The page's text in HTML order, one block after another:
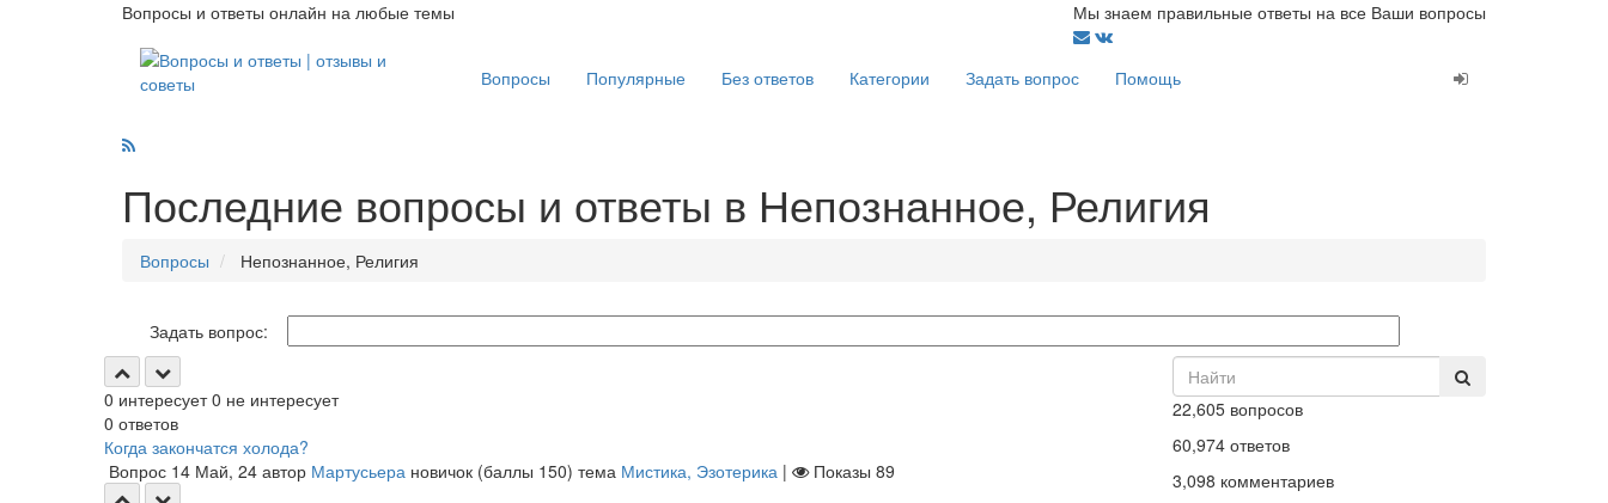
Вопросы и ответы онлайн на любые темы Мы знаем правильные ответы на все Ваши вопросы
Вопросы Популярные Без ответов Категории Задать вопрос Помощь
Последние вопросы и ответы в Непознанное, Религия
Вопросы Непознанное, Религия
Задать вопрос:
0 интересует 0 не интересует
0 ответов
Когда закончатся холода?
Вопрос 14 Май, 24 автор Мартусьера новичок (баллы 150) тема Мистика, Эзотерика | Показы 89
22,605вопросов
60,974ответов
3,098 комментариев